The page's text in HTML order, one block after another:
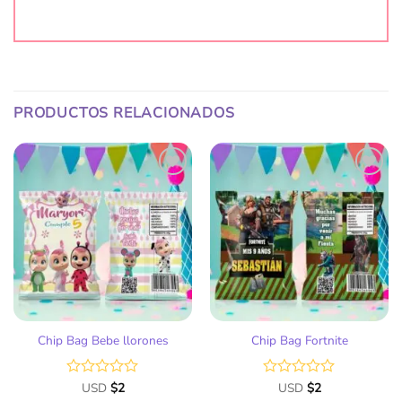
PRODUCTOS RELACIONADOS
Añadir
a la
lista
de
deseos
Chip Bag Bebe llorones
Valorado
USD $2
Añadir
a la
lista
de
deseos
Chip Bag Fortnite
Valorado
USD $2